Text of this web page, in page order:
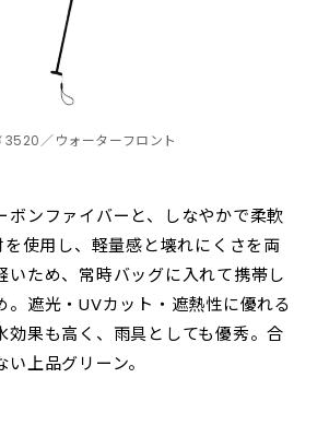
3520／ウォーターフロント
ボンファイバーと、しなやかで柔軟
を使用し、軽量感と壊れにくさを両
いため、常時バッグに入れて携帯し
。遮光・UVカット・遮熱性に優れる
効果も高く、雨具としても優秀。合
上品グリーン。